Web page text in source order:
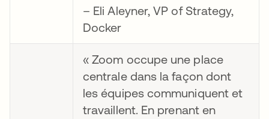
– Eli Aleyner, VP of Strategy,
Docker
« Zoom occupe une place
centrale dans la façon dont
les équipes communiquent et
travaillent. En prenant en